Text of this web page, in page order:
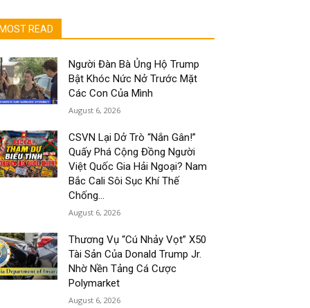
MOST READ
Người Đàn Bà Ủng Hộ Trump
Bật Khóc Nức Nở Trước Mặt
Các Con Của Mình
August 6, 2026
CSVN Lại Dở Trò “Nắn Gân!”
Quấy Phá Cộng Đồng Người
Việt Quốc Gia Hải Ngoại? Nam
Bắc Cali Sôi Sục Khí Thế
Chống...
August 6, 2026
Thương Vụ “Cú Nhảy Vọt” X50
Tài Sản Của Donald Trump Jr.
Nhờ Nền Tảng Cá Cược
Polymarket
August 6, 2026